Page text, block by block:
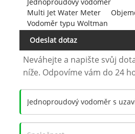
Multi Jet Water Meter
Vodoměr typu Woltman
Odeslat dotaz
Neváhejte a napište svůj
níže. Odpovíme vám do 24